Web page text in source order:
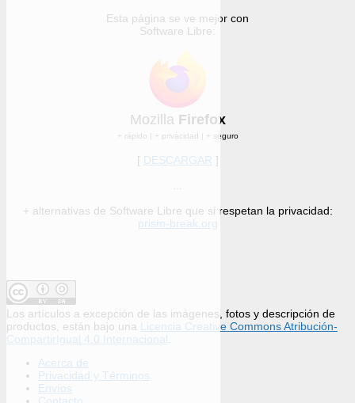
Esta página se ve mejor con
Software Libre:
Mozilla Firefox
+ rápido | + privacidad | + seguro
[ DESCARGAR ]
...
+ alternativas de Software Libre que si respetan la privacidad:
prism-break.org
Los artículos a excepción de las imágenes, fotos y descripción de
productos, están bajo una Licencia Creative Commons Atribución-
CompartirIgual 4.0 Internacional.
Acerca de
Privacidad y Términos
Envíos